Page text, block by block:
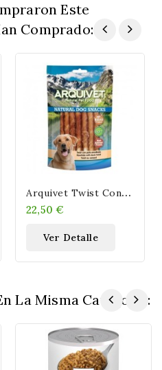
Este
Comprado:
A
Rquivet Twist Con Pato Enrollado - 13cm Natural Dog Snacks 1 Kg
22,50 €
Ver Detalle
La Misma Categoría: